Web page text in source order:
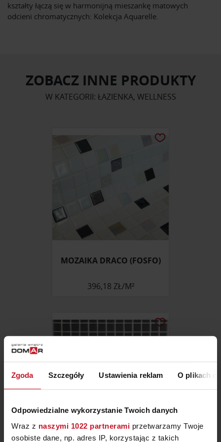
Zgoda Szczegóły Ustawienia reklam O plikach
Odpowiedzialne wykorzystanie Twoich danych
Wraz z naszymi 1022 partnerami przetwarzamy Twoje
osobiste dane, np. adres IP, korzystając z takich
kształty łączą się w harmonijną mieszankę matowych
odcieni chromatycznych: Kolekcja Aquarelle.
ZOBACZ INNE PRODUKTY
W KATEGORII: ŁAZIENKA, WELLNESS
MOZAIKA DRACO (FOSFO)
396,18 ZŁ/M²